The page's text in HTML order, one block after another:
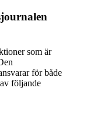
som är
för både
följande